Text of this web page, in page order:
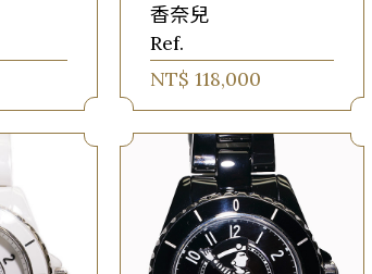
香奈兒
Ref.
NT$ 118,000